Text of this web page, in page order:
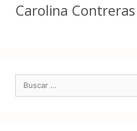
Carolina Contreras